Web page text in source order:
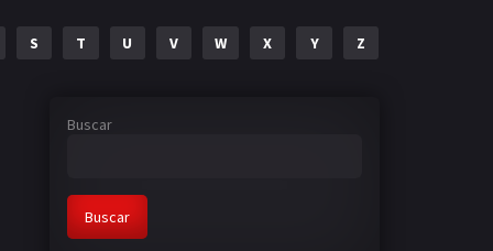
S T U V W X Y Z
Buscar
Buscar